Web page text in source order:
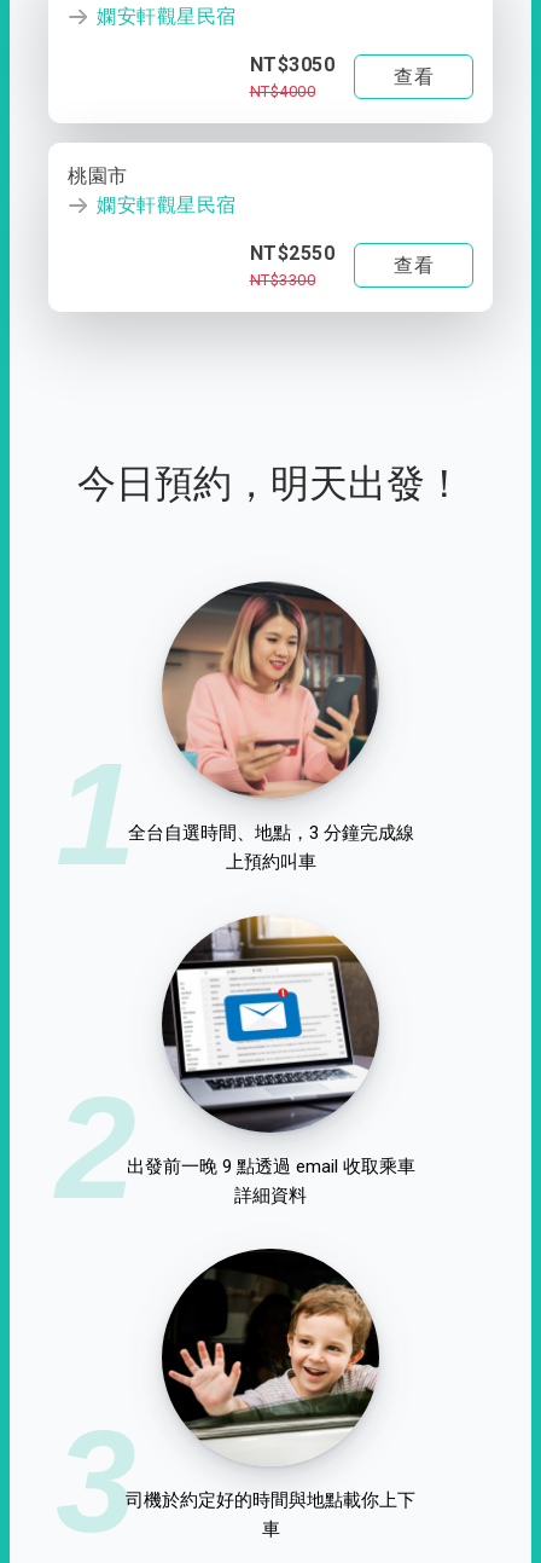
嫻安軒觀星民宿
NT$3050
NT$4000
查看
桃園市
嫻安軒觀星民宿
NT$2550
NT$3300
查看
今日預約，明天出發！
1全台自選時間、地點，3 分鐘完成線
上預約叫車
2出發前一晚 9 點透過 email 收取乘車
詳細資料
3司機於約定好的時間與地點載你上下
車